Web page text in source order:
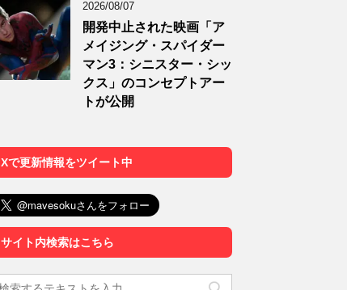
2026/08/07
開発中止された映画「ア
メイジング・スパイダー
マン3：シニスター・シッ
クス」のコンセプトアー
トが公開
Xで更新情報をツイート中
サイト内検索はこちら